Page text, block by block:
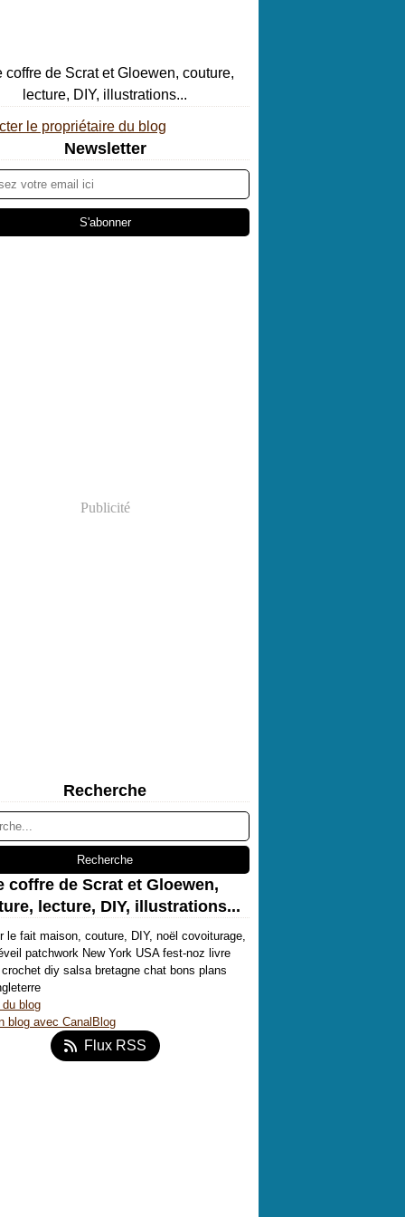
le propriétaire du blog
Newsletter
Publicité
Recherche
coffre de Scrat et Gloewen,
lecture, DIY, illustrations...
le fait maison, couture, DIY, noël covoiturage,
patchwork New York USA fest-noz livre
diy salsa bretagne chat bons plans
blog
blog avec CanalBlog
Flux RSS